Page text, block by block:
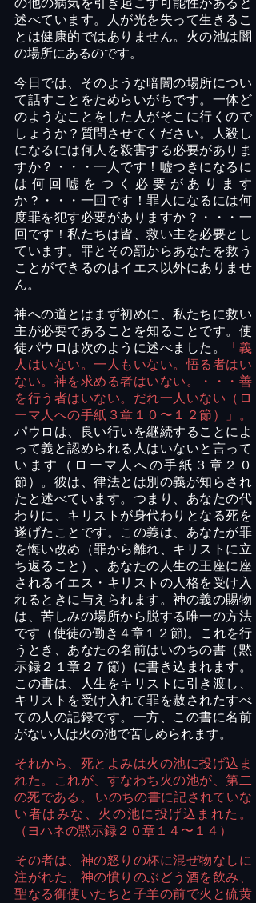
の他の病気を引き起こす可能性があると
述べています。人が光を失って生きるこ
とは健康的ではありません。火の池は闇
の場所にあるのです。
今日では、そのような暗闇の場所につい
て話すことをためらいがちです。一体ど
のようなことをした人がそこに行くので
しょうか？質問させてください。人殺し
になるには何人を殺害する必要がありま
すか？・・・一人です！嘘つきになるに
は何回嘘をつく必要があります
か？・・・一回です！罪人になるには何
度罪を犯す必要がありますか？・・・一
回です！私たちは皆、救い主を必要とし
ています。罪とその罰からあなたを救う
ことができるのはイエス以外にありませ
ん。
神への道とはまず初めに、私たちに救い
主が必要であることを知ることです。使
徒パウロは次のように述べました。
「義
人はいない。一人もいない。悟る者はい
ない。神を求める者はいない。・・・善
を行う者はいない。だれ一人いない（ロ
ーマ人への手紙３章１０〜１２節）」。
パウロは、良い行いを継続することによ
って義と認められる人はいないと言って
います（ローマ人への手紙３章２０
節）。彼は、律法とは別の義が知らされ
たと述べています。つまり、あなたの代
わりに、キリストが身代わりとなる死を
遂げたことです。この義は、あなたが罪
を悔い改め（罪から離れ、キリストに立
ち返ること）、あなたの人生の王座に座
されるイエス・キリストの人格を受け入
れるときに与えられます。神の義の賜物
は、苦しみの場所から脱する唯一の方法
です（使徒の働き４章１２節)。これを行
うとき、あなたの名前はいのちの書（黙
示録２１章２７節）に書き込まれます。
この書は、人生をキリストに引き渡し、
キリストを受け入れて罪を赦されたすべ
ての人の記録です。一方、この書に名前
がない人は火の池で苦しめられます。
それから、死とよみは火の池に投げ込ま
れた。これが、すなわち火の池が、第二
の死である。
いのちの書に記されていな
い者はみな、火の池に投げ込まれた。
（ヨハネの黙示録２０章１４〜１４）
その者は、神の怒りの杯に混ぜ物なしに
注がれた、神の憤りのぶどう酒を飲み、
聖なる御使いたちと子羊の前で火と硫黄